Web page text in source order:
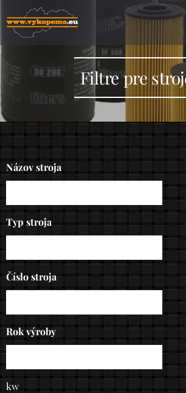
Filtre pre
Názov stroja
Typ stroja
Číslo stroja
Rok výroby
kw